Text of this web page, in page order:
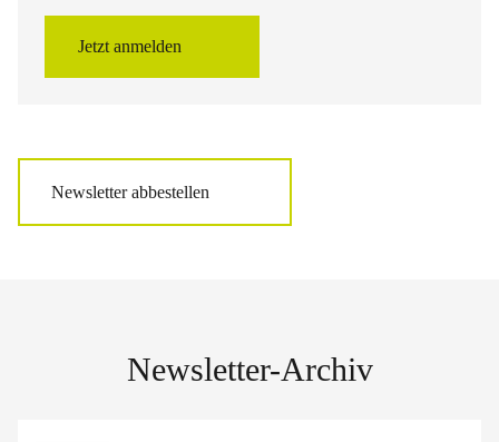
Jetzt anmelden
Newsletter abbestellen
Newsletter-Archiv